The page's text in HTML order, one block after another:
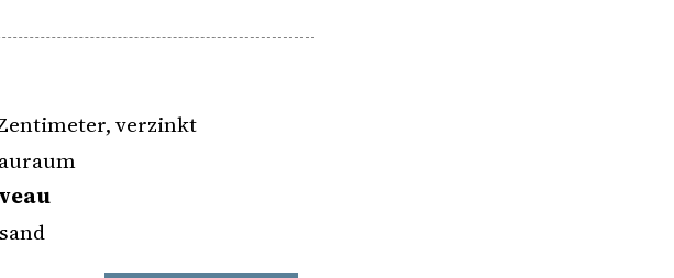
Zentimeter, verzinkt